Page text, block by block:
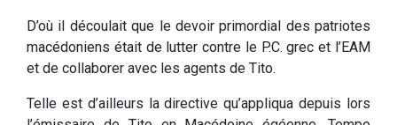
D’où il découlait que le devoir primordial des patriotes
macédoniens était de lutter contre le P.C. grec et l’EAM
et de collaborer avec les agents de Tito.
Telle est d’ailleurs la directive qu’appliqua depuis lors